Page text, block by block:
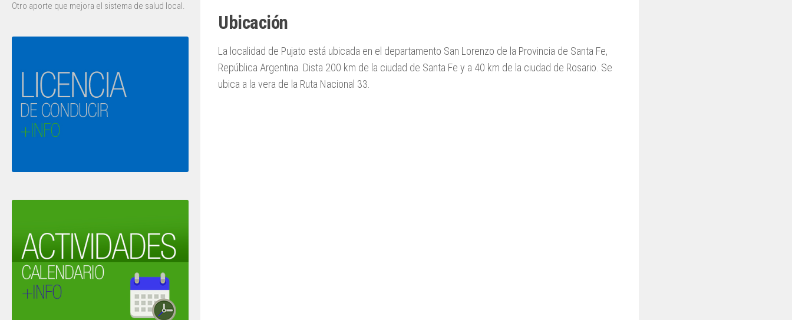
Ubicación
La localidad de Pujato está ubicada en el departamento San Lorenzo de la Provincia de Santa Fe,
República Argentina. Dista 200 km de la ciudad de Santa Fe y a 40 km de la ciudad de Rosario. Se
ubica a la vera de la Ruta Nacional 33.
Otro aporte que mejora el sistema de salud local.